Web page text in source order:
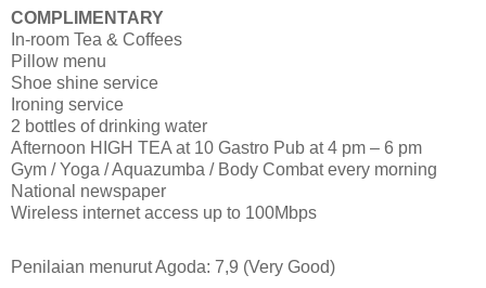
COMPLIMENTARY
In-room Tea & Coffees
Pillow menu
Shoe shine service
Ironing service
2 bottles of drinking water
Afternoon HIGH TEA at 10 Gastro Pub at 4 pm – 6 pm
Gym / Yoga / Aquazumba / Body Combat every morning
National newspaper
Wireless internet access up to 100Mbps
Penilaian menurut Agoda: 7,9 (Very Good)